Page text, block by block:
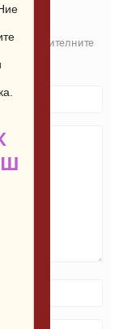
Задължителните